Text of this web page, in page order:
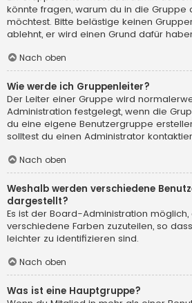
könnte fragen, warum du in die
möchtest. Bitte belästige keinen
ablehnt, er wird einen Grund dafür
Nach oben
Wie werde ich Gruppenleiter?
Der Leiter einer Gruppe wird
Administration festgelegt, wenn die
du eine eigene Benutzergruppe
solltest du einen Administrator
Nach oben
Weshalb werden verschiedene
dargestellt?
Es ist der Board-Administration
verschiedene Farben zuzuteilen, so
leichter zu identifizieren sind.
Nach oben
Was ist eine Hauptgruppe?